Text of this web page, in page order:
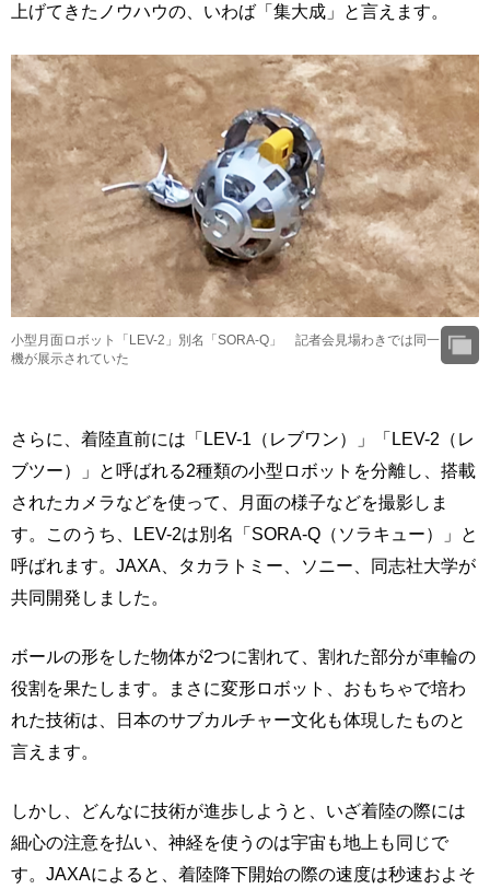
上げてきたノウハウの、いわば「集大成」と言えます。
小型月面ロボット「LEV-2」別名「SORA-Q」 記者会見場わきでは同一
機が展示されていた
さらに、着陸直前には「LEV-1（レブワン）」「LEV-2（レ
ブツー）」と呼ばれる2種類の小型ロボットを分離し、搭載
されたカメラなどを使って、月面の様子などを撮影しま
す。このうち、LEV-2は別名「SORA‐Q（ソラキュー）」と
呼ばれます。JAXA、タカラトミー、ソニー、同志社大学が
共同開発しました。
ボールの形をした物体が2つに割れて、割れた部分が車輪の
役割を果たします。まさに変形ロボット、おもちゃで培わ
れた技術は、日本のサブカルチャー文化も体現したものと
言えます。
しかし、どんなに技術が進歩しようと、いざ着陸の際には
細心の注意を払い、神経を使うのは宇宙も地上も同じで
す。JAXAによると、着陸降下開始の際の速度は秒速およそ